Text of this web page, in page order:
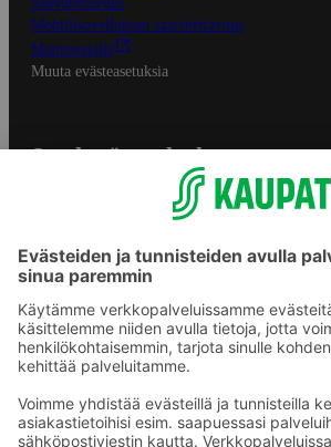
Mobiilisovelluksen saavutettavuus
Mainostajalle
Muuta evästeasetuksia
S-ryhmän palvelut
Yhteishyvä Ruoka -sovellus
Prisma.fi
Sokos.fi
S-Pankki
Sokos Hotels
Raflaamo